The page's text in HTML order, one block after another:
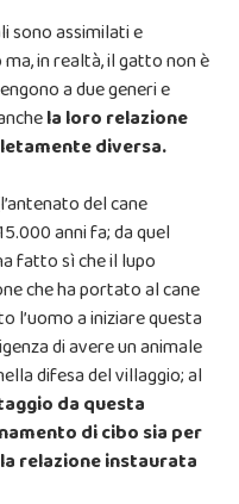
sono assimilati e
in realtà, il gatto non è
a due generi e
la loro relazione
diversa.
del cane
anni fa; da quel
fatto sì che il lupo
che ha portato al cane
l’uomo a iniziare questa
di avere un animale
difesa del villaggio; al
da questa
di cibo sia per
relazione instaurata